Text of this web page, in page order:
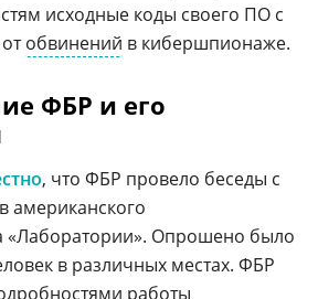
исходные коды своего ПО с
обвинений в кибершпионаже.
ФБР и его
, что ФБР провело беседы с
американского
«Лаборатории». Опрошено было
в различных местах. ФБР
работы